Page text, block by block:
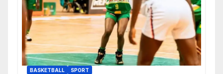
BASKETBALL SPORT